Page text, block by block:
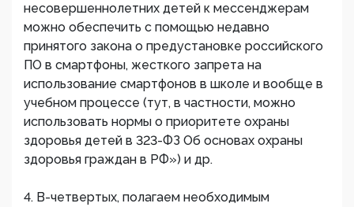
несовершеннолетних детей к мессенджерам
можно обеспечить с помощью недавно
принятого закона о предустановке российского
ПО в смартфоны, жесткого запрета на
использование смартфонов в школе и вообще в
учебном процессе (тут, в частности, можно
использовать нормы о приоритете охраны
здоровья детей в 323-ФЗ Об основах охраны
здоровья граждан в РФ») и др.
4. В-четвертых, полагаем необходимым